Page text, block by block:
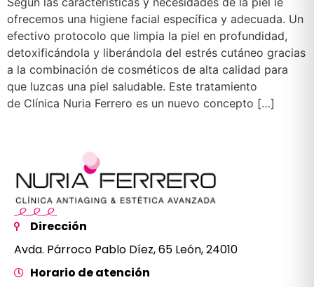
ofrecemos una higiene facial específica y adecuada. Un
efectivo protocolo que limpia la piel en profundidad,
detoxificándola y liberándola del estrés cutáneo gracias
a la combinación de cosméticos de alta calidad para
que luzcas una piel saludable. Este tratamiento
de Clínica Nuria Ferrero es un nuevo concepto […]
Dirección
Avda. Párroco Pablo Díez, 65 León, 24010
Horario de atención